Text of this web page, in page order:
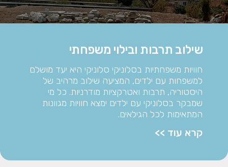
שילוב תרבות ובילוי משפחתי
חוויות משפחתיות בסלוניקי סלוניקי היא יעד מושלם
למשפחות עם ילדים, המציעה שילוב מרהיב של
היסטוריה, תרבות ואטרקציות מודרניות. כל מי
שמבקר בסלוניקי עם ילדים ימצא חוויות מגוונות
המתאימות לכל הגילאים.
קרא עוד >>